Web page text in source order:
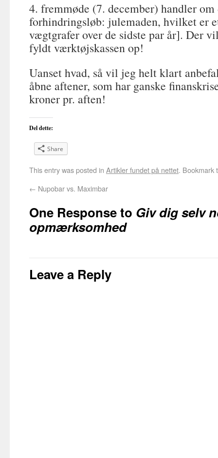
4. fremmøde (7. december) handler
forhindringsløb: julemaden, hvilket er
vægtgrafer over de sidste par år]. Der
fyldt værktøjskassen op!
Uanset hvad, så vil jeg helt klart
åbne aftener, som har ganske
kroner pr. aften!
Del dette:
Share
This entry was posted in Artikler fundet på nettet. Bookmark
← Nupobar vs. Maximbar
One Response to Giv dig selv
opmærksomhed
Leave a Reply